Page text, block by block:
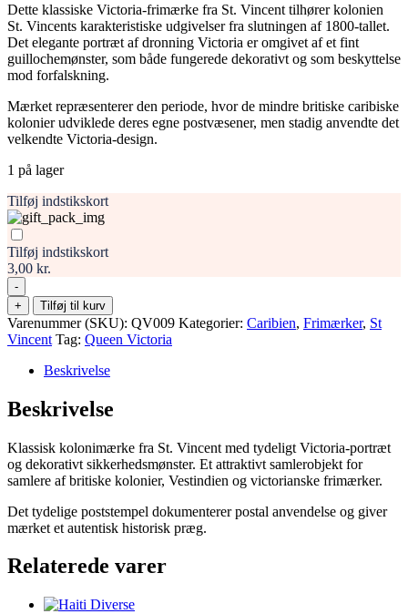
Dette klassiske Victoria-frimærke fra St. Vincent tilhører kolonien
St. Vincents karakteristiske udgivelser fra slutningen af 1800-tallet.
Det elegante portræt af dronning Victoria er omgivet af et fint
guillochemønster, som både fungerede dekorativt og som beskyttelse
mod forfalskning.
Mærket repræsenterer den periode, hvor de mindre britiske caribiske
kolonier udviklede deres egne postvæsener, men stadig anvendte det
velkendte Victoria-design.
1 på lager
Tilføj indstikskort
Tilføj indstikskort
3,00 kr.
-
St.
Vincent
1
karminrød
Dronning
Victoria,
kolonimærke
antal
+ Tilføj til kurv
Varenummer (SKU): QV009 Kategorier: Caribien, Frimærker, St
Vincent Tag: Queen Victoria
Beskrivelse
Beskrivelse
Klassisk kolonimærke fra St. Vincent med tydeligt Victoria-portræt
og dekorativt sikkerhedsmønster. Et attraktivt samlerobjekt for
samlere af britiske kolonier, Vestindien og victorianske frimærker.
Det tydelige poststempel dokumenterer postal anvendelse og giver
mærket et autentisk historisk præg.
Relaterede varer